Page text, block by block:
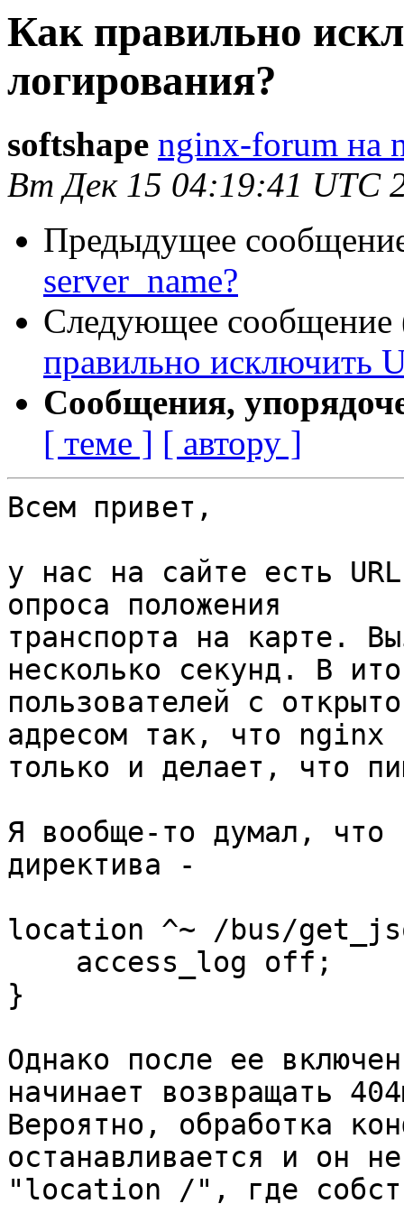
Как правильно
логирования?
softshape nginx-forum на
Вт Дек 15 04:19:41 UTC
Предыдущее
server_name?
Следующее сообщение
правильно исключить
Сообщения,
[ теме ] [ автору ]
Всем привет,
у нас на сайте есть
опроса положения
транспорта на карте.
несколько секунд. В
пользователей с
адресом так, что nginx
только и делает, что
Я вообще-то думал, что
директива -
location ^~ /bus/
}
Однако после ее
начинает возвращать
Вероятно, обработка
останавливается и он
"location /", где